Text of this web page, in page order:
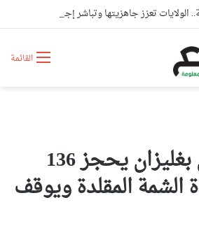
القائمة
الدرك الوطني بغليزان يحجز 136
الشمة المقلدة ويوقف